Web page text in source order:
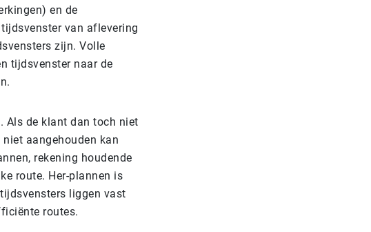
en de
van aflevering
zijn. Volle
tijdsvenster naar de
Als de klant dan toch niet
aangehouden kan
rekening houdende
route. Her-plannen is
liggen vast
routes.